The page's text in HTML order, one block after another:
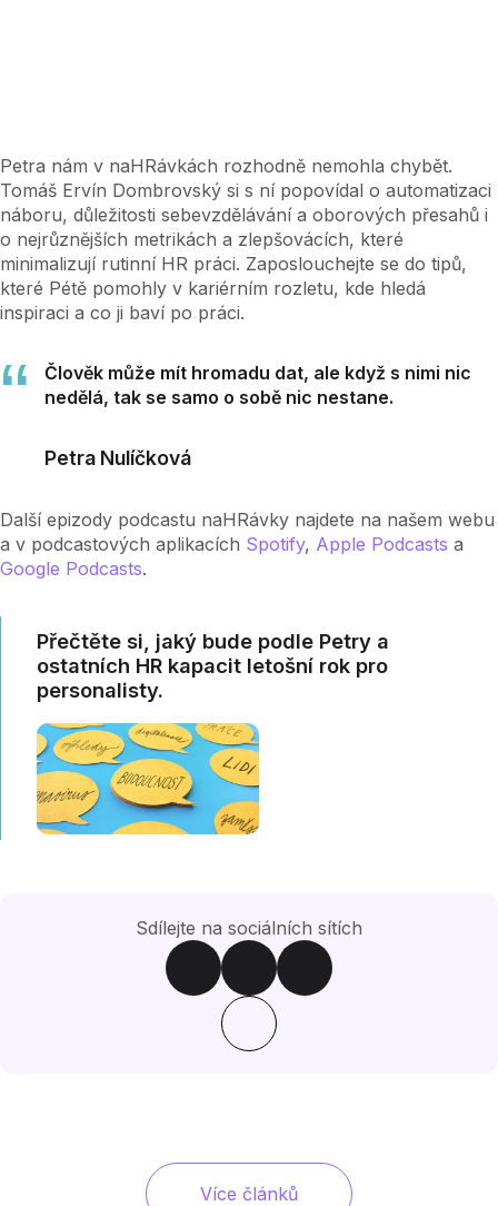
Petra nám v naHRávkách rozhodně nemohla chybět.
Tomáš Ervín Dombrovský si s ní popovídal o automatizaci
náboru, důležitosti sebevzdělávání a oborových přesahů i
o nejrůznějších metrikách a zlepšovácích, které
minimalizují rutinní HR práci. Zaposlouchejte se do tipů,
které Pétě pomohly v kariérním rozletu, kde hledá
inspiraci a co ji baví po práci.
Člověk může mít hromadu dat, ale když s nimi nic
nedělá, tak se samo o sobě nic nestane.
Petra Nulíčková
Další epizody podcastu naHRávky najdete na našem webu
a v podcastových aplikacích Spotify, Apple Podcasts a
Google Podcasts.
Přečtěte si, jaký bude podle Petry a
ostatních HR kapacit letošní rok pro
personalisty.
Sdílejte na sociálních sítích
Více článků